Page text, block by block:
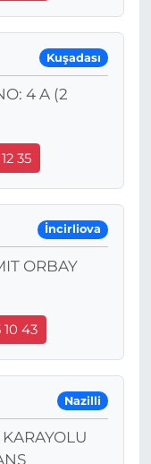
Kuşadası
4 A (2
35
İncirliova
ORBAY
10 43
Nazilli